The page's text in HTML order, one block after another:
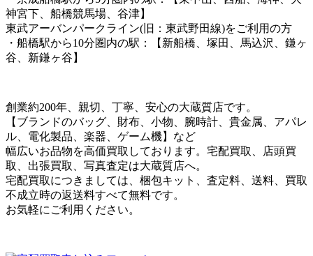
神宮下、船橋競馬場、谷津】
東武アーバンパークライン(旧：東武野田線)をご利用の方
・船橋駅から10分圏内の駅：【新船橋、塚田、馬込沢、鎌ヶ
谷、新鎌ヶ谷】
創業約200年、親切、丁寧、安心の大蔵質店です。
【ブランドのバッグ、財布、小物、腕時計、貴金属、アパレ
ル、電化製品、楽器、ゲーム機】など
幅広いお品物を高価買取しております。宅配買取、店頭買
取、出張買取、写真査定は大蔵質店へ。
宅配買取につきましては、梱包キット、査定料、送料、買取
不成立時の返送料すべて無料です。
お気軽にご利用ください。